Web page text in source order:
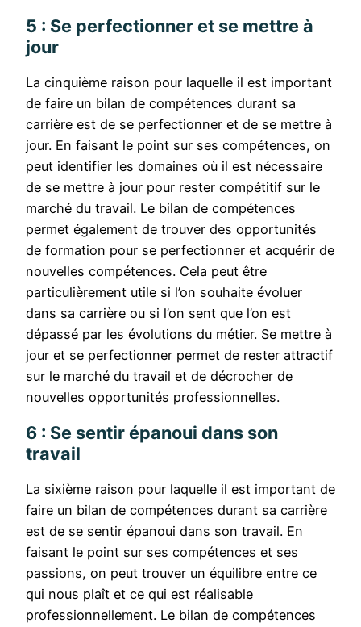
5 : Se perfectionner et se mettre à
jour
La cinquième raison pour laquelle il est important
de faire un bilan de compétences durant sa
carrière est de se perfectionner et de se mettre à
jour. En faisant le point sur ses compétences, on
peut identifier les domaines où il est nécessaire
de se mettre à jour pour rester compétitif sur le
marché du travail. Le bilan de compétences
permet également de trouver des opportunités
de formation pour se perfectionner et acquérir de
nouvelles compétences. Cela peut être
particulièrement utile si l’on souhaite évoluer
dans sa carrière ou si l’on sent que l’on est
dépassé par les évolutions du métier. Se mettre à
jour et se perfectionner permet de rester attractif
sur le marché du travail et de décrocher de
nouvelles opportunités professionnelles.
6 : Se sentir épanoui dans son
travail
La sixième raison pour laquelle il est important de
faire un bilan de compétences durant sa carrière
est de se sentir épanoui dans son travail. En
faisant le point sur ses compétences et ses
passions, on peut trouver un équilibre entre ce
qui nous plaît et ce qui est réalisable
professionnellement. Le bilan de compétences